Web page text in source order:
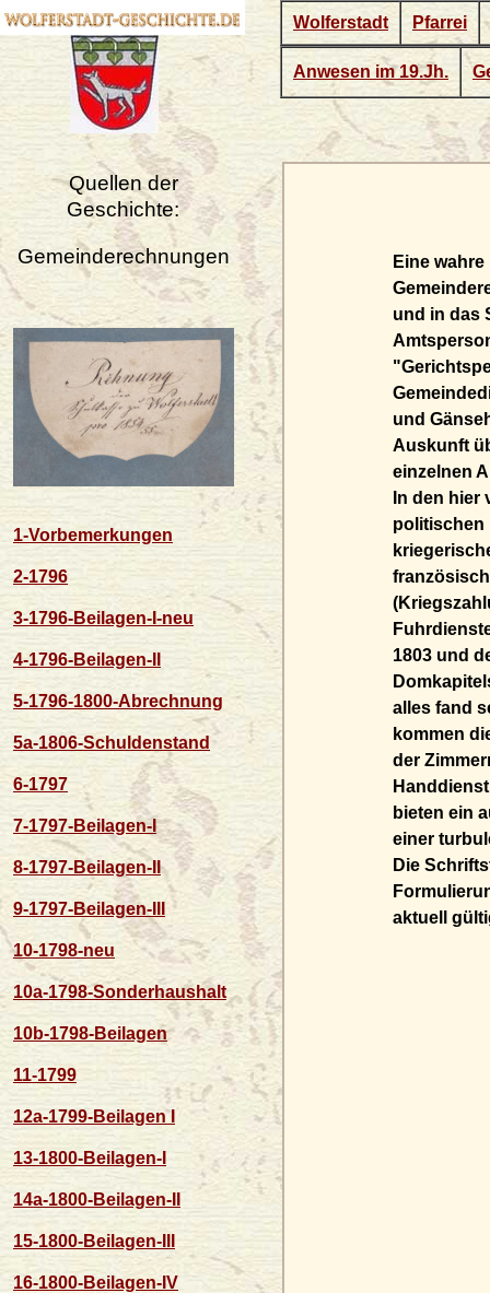
Eine
und in das
und
Auskunft
einzelnen
In den
politischen
1803 und
alles fand
kommen
der
bieten ein
einer
Die
aktuell
Wolferstadt Pfarrei
Anwesen im 19.Jh.
Quellen der
Geschichte:
Gemeinderechnungen
1-Vorbemerkungen
2-1796
3-1796-Beilagen-I-neu
4-1796-Beilagen-II
5-1796-1800-Abrechnung
5a-1806-Schuldenstand
6-1797
7-1797-Beilagen-I
8-1797-Beilagen-II
9-1797-Beilagen-III
10-1798-neu
10a-1798-Sonderhaushalt
10b-1798-Beilagen
11-1799
12a-1799-Beilagen I
13-1800-Beilagen-I
14a-1800-Beilagen-II
15-1800-Beilagen-III
16-1800-Beilagen-IV